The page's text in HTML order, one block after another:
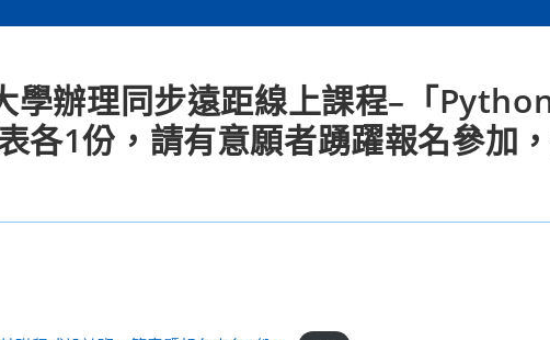
學辦理同步遠距線上課程–「
各1份，請有意願者踴躍報名參加